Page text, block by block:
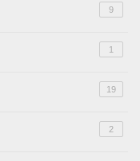
9
1
19
2